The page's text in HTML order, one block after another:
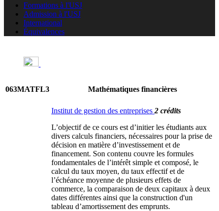
Formations à l'USJ
Admission à l'USJ
International
Équivalences
063MATFL3 Mathématiques financières
Institut de gestion des entreprises 2 crédits
L’objectif de ce cours est d’initier les étudiants aux
divers calculs financiers, nécessaires pour la prise de
décision en matière d’investissement et de
financement. Son contenu couvre les formules
fondamentales de l’intérêt simple et composé, le
calcul du taux moyen, du taux effectif et de
l’échéance moyenne de plusieurs effets de
commerce, la comparaison de deux capitaux à deux
dates différentes ainsi que la construction d'un
tableau d’amortissement des emprunts.